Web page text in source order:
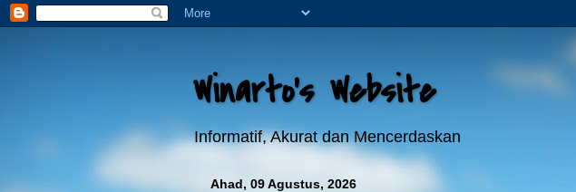
Winarto's Website
Informatif, Akurat dan Mencerdaskan
Ahad, 09 Agustus, 2026